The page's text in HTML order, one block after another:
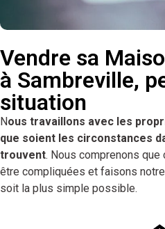
Vendre sa
à Sambreville,
situation
Nous travaillons avec les
que soient les circonstances
trouvent. Nous comprenons
être compliquées et faisons
soit la plus simple possible.